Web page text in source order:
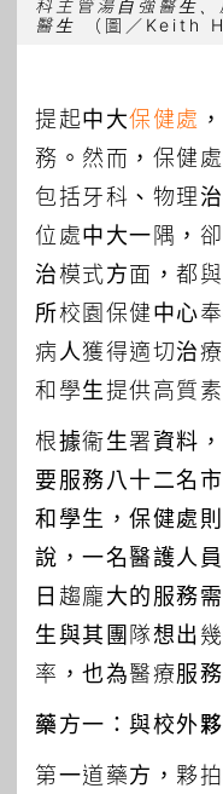
科主管湯自強醫生
醫生
（圖／Keith
提起中大保健處
務。然而，保健
包括牙科、物理
位處中大一隅，
治模式方面，都
所校園保健中心
病人獲得適切治
和學生提供高質
根據衞生署資料
要服務八十二名
和學生，保健處
說，一名醫護人
日趨龐大的服務
生與其團隊想出
率，也為醫療服務
藥方一：與校外
第一道藥方，夥